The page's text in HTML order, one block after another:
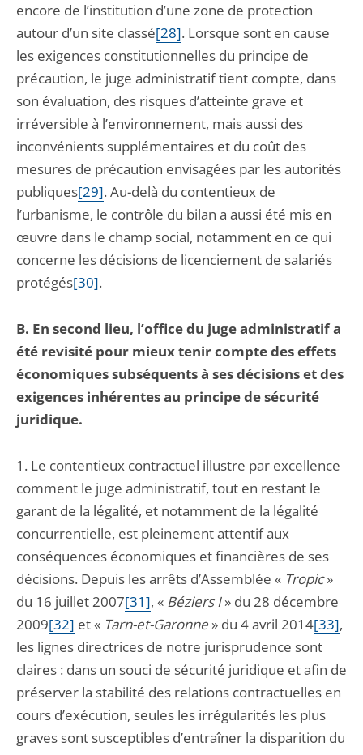
encore de l’institution d’une zone de protection
autour d’un site classé[28]. Lorsque sont en cause
les exigences constitutionnelles du principe de
précaution, le juge administratif tient compte, dans
son évaluation, des risques d’atteinte grave et
irréversible à l’environnement, mais aussi des
inconvénients supplémentaires et du coût des
mesures de précaution envisagées par les autorités
publiques[29]. Au-delà du contentieux de
l’urbanisme, le contrôle du bilan a aussi été mis en
œuvre dans le champ social, notamment en ce qui
concerne les décisions de licenciement de salariés
protégés[30].
B. En second lieu, l’office du juge administratif a
été revisité pour mieux tenir compte des effets
économiques subséquents à ses décisions et des
exigences inhérentes au principe de sécurité
juridique.
1. Le contentieux contractuel illustre par excellence
comment le juge administratif, tout en restant le
garant de la légalité, et notamment de la légalité
concurrentielle, est pleinement attentif aux
conséquences économiques et financières de ses
décisions. Depuis les arrêts d’Assemblée « Tropic»
du 16 juillet 2007[31], « Béziers I» du 28 décembre
2009[32] et « Tarn-et-Garonne » du 4 avril 2014[33],
les lignes directrices de notre jurisprudence sont
claires : dans un souci de sécurité juridique et afin de
préserver la stabilité des relations contractuelles en
cours d’exécution, seules les irrégularités les plus
graves sont susceptibles d’entraîner la disparition du